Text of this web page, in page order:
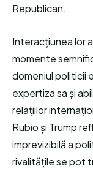
Republican.
Interacțiunea lor
momente
domeniul politicii
expertiza sa și
relațiilor
Rubio și Trump
imprevizibilă a
rivalitățile se pot